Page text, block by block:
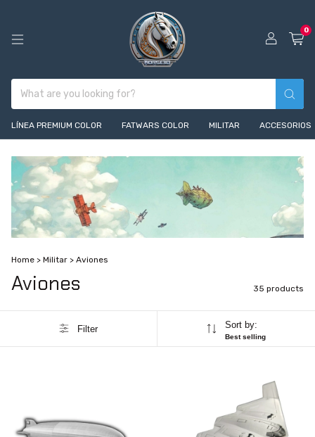
0
LÍNEA PREMIUM COLOR FATWARS COLOR MILITAR ACCESORIOS
Home > Militar > Aviones
Aviones 35 products
Filter Sort by:
Best selling